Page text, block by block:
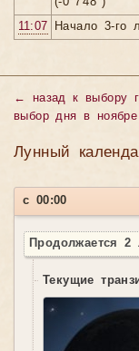
11:07 Начало 3-го
← назад к выбору
выбор дня в ноябре
Лунный
с 00:00
Продолжается
Текущие